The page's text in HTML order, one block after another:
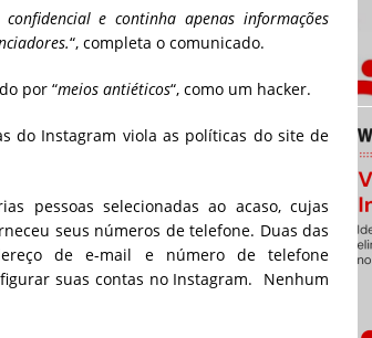
e continha apenas informações
“, completa o comunicado.
por “meios antiéticos“, como um hacker.
do Instagram viola as políticas do site de
pessoas selecionadas ao acaso, cujas
seus números de telefone. Duas das
de e-mail e número de telefone
suas contas no Instagram. Nenhum